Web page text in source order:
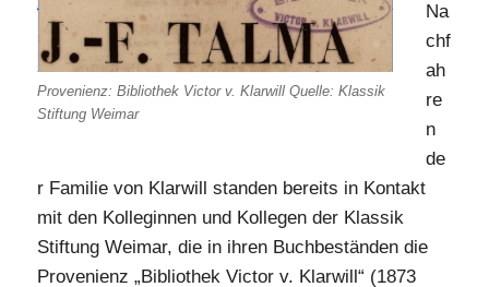
Provenienz: Bibliothek Victor v. Klarwill Quelle: Klassik
Stiftung Weimar
Na
chf
ah
re
n
de
r Familie von Klarwill standen bereits in Kontakt
mit den Kolleginnen und Kollegen der Klassik
Stiftung Weimar, die in ihren Buchbeständen die
Provenienz „Bibliothek Victor v. Klarwill“ (1873